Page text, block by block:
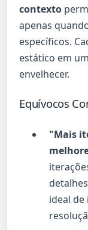
contexto
apenas
específicos.
estático em
envelhecer.
Equívocos
"Mais
ideal de